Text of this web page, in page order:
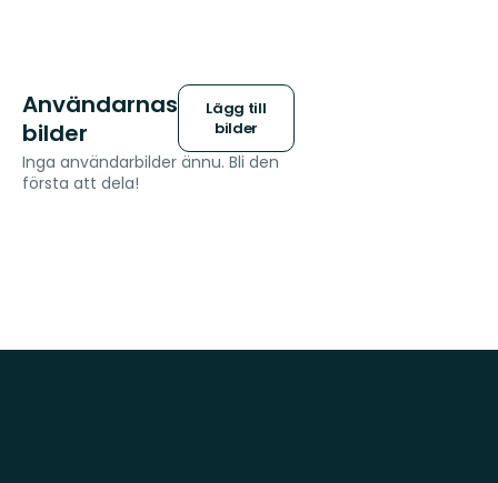
Användarnas
bilder
Lägg till
bilder
Inga användarbilder ännu. Bli den
första att dela!